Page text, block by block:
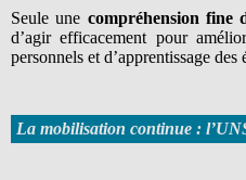
Seule une compréhension fine
d’agir efficacement pour
personnels et d’apprentissage des
La mobilisation continue :